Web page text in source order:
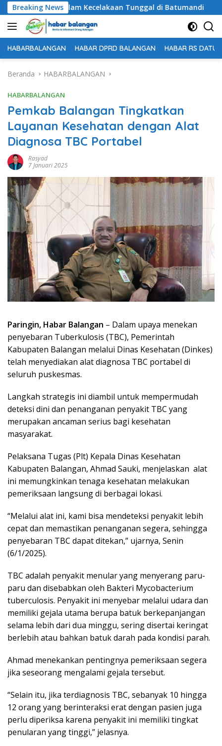
Langsung
ke
konten
Breaking News
Dunia dalam Kecelakaan Tunggal di Batumandi
HABARBALANGAN HABAR DPRD BALANGAN HABAR RS DATU
Beranda HABARBALANGAN
HABARBALANGAN
Pemkab Balangan Tingkatkan
Layanan Kesehatan dengan Alat
Diagnosa TBC Portabel
Rasyad
7 Januari 2025
Paringin, Habar Balangan – Dalam upaya menekan
penyebaran Tuberkulosis (TBC), Pemerintah
Kabupaten Balangan melalui Dinas Kesehatan (Dinkes)
telah menyediakan alat diagnosa TBC portabel di
seluruh puskesmas.
Langkah strategis ini diambil untuk mempermudah
deteksi dini dan penanganan penyakit TBC yang
merupakan ancaman serius bagi kesehatan
masyarakat.
Pelaksana Tugas (Plt) Kepala Dinas Kesehatan
Kabupaten Balangan, Ahmad Sauki, menjelaskan alat
ini memungkinkan tenaga kesehatan melakukan
pemeriksaan langsung di berbagai lokasi.
“Melalui alat ini, kami bisa mendeteksi penyakit lebih
cepat dan memastikan penanganan segera, sehingga
penyebaran TBC dapat ditekan,” ujarnya, Senin
(6/1/2025).
TBC adalah penyakit menular yang menyerang paru-
paru dan disebabkan oleh Bakteri Mycobacterium
tuberculosis. Penyakit ini menyebar melalui udara dan
memiliki gejala utama berupa batuk berkepanjangan
selama lebih dari dua minggu, sering disertai keringat
berlebih atau bahkan batuk darah pada kondisi parah.
Ahmad menekankan pentingnya pemeriksaan segera
jika seseorang mengalami gejala tersebut.
“Selain itu, jika terdiagnosis TBC, sebanyak 10 hingga
12 orang yang berinteraksi erat dengan pasien juga
perlu diperiksa karena penyakit ini memiliki tingkat
penularan yang tinggi,” jelasnya.